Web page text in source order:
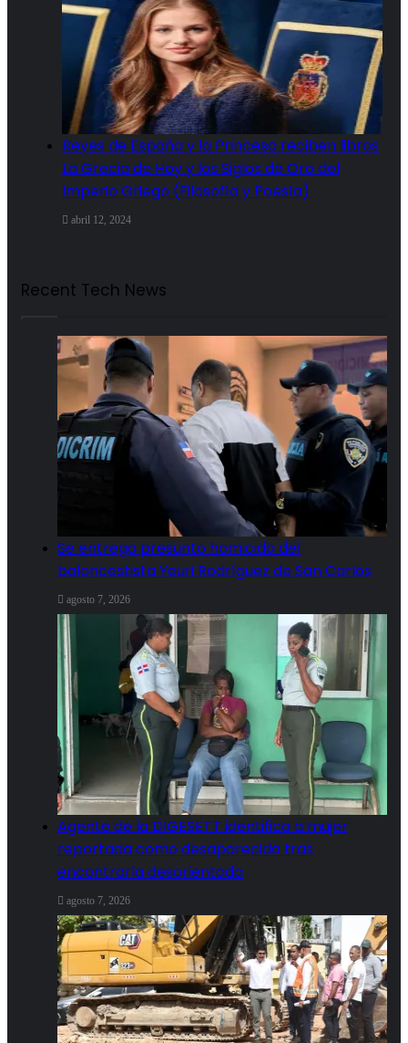
Reyes de España y la Princesa reciben libros
La Grecia de Hoy y los Siglos de Oro del
Imperio Griego (Filosofía y Poesía)
abril 12, 2024
Recent Tech News
Se entrega presunto homicida del
baloncestista Yeuri Rodríguez de San Carlos
agosto 7, 2026
Agente de la DIGESETT identifica a mujer
reportada como desaparecida tras
encontrarla desorientada
agosto 7, 2026